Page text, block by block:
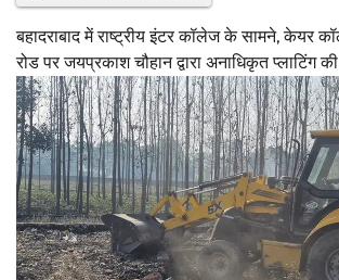
बहादराबाद में राष्ट्रीय इंटर कॉलेज के सामने, केयर
रोड पर जयप्रकाश चौहान द्वारा अनाधिकृत प्लाटिंग